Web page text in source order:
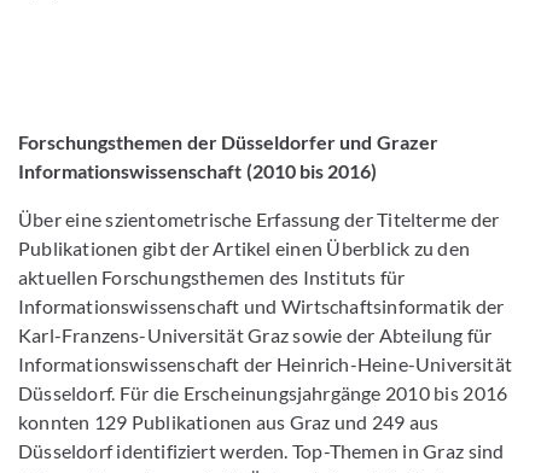
Forschungsthemen der Düsseldorfer und Grazer
Informationswissenschaft (2010 bis 2016)
Über eine szientometrische Erfassung der Titelterme der
Publikationen gibt der Artikel einen Überblick zu den
aktuellen Forschungsthemen des Instituts für
Informationswissenschaft und Wirtschaftsinformatik der
Karl-Franzens-Universität Graz sowie der Abteilung für
Informationswissenschaft der Heinrich-Heine-Universität
Düsseldorf. Für die Erscheinungsjahrgänge 2010 bis 2016
konnten 129 Publikationen aus Graz und 249 aus
Düsseldorf identifiziert werden. Top-Themen in Graz sind